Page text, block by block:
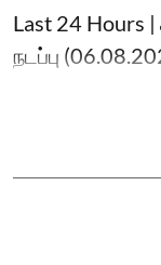
Last 24 Hours
நடப்பு